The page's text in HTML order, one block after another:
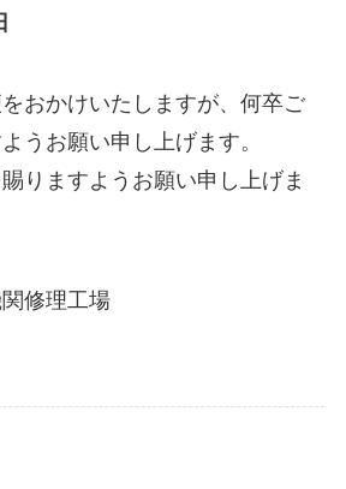
おかけいたしますが、何卒ご
うお願い申し上げます。
りますようお願い申し上げま
修理工場